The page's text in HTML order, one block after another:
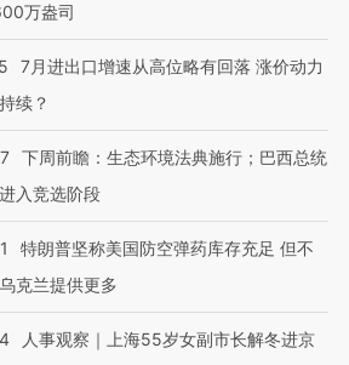
万盎司
7月进出口增速从高位略有回落 涨价动力
续？
下周前瞻：生态环境法典施行；巴西总统
入竞选阶段
特朗普坚称美国防空弹药库存充足 但不
克兰提供更多
人事观察｜上海55岁女副市长解冬进京